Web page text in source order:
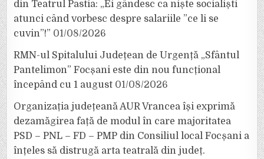
din Teatrul Pastia: „Ei gândesc ca niște socialiști
atunci când vorbesc despre salariile ”ce li se
cuvin”!” 01/08/2026
RMN-ul Spitalului Județean de Urgență „Sfântul
Pantelimon” Focșani este din nou funcțional
începând cu 1 august 01/08/2026
Organizația județeană AUR Vrancea își exprimă
dezamăgirea față de modul în care majoritatea
PSD – PNL – FD – PMP din Consiliul local Focșani a
înțeles să distrugă arta teatrală din județ.